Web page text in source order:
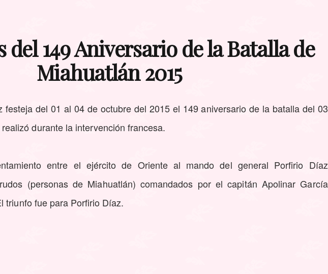
del 149 Aniversario de la Batalla de
Miahuatlán 2015
festeja del 01 al 04 de octubre del 2015 el 149 aniversario de la batalla del 03
durante la intervención francesa.
entre el ejército de Oriente al mando del general Porfirio Díaz
(personas de Miahuatlán) comandados por el capitán Apolinar García
triunfo fue para Porfirio Díaz.